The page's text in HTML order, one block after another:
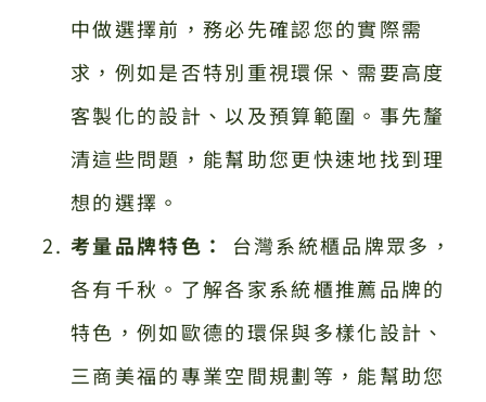
中做選擇前，務必先確認您的實際需
求，例如是否特別重視環保、需要高度
客製化的設計、以及預算範圍。事先釐
清這些問題，能幫助您更快速地找到理
想的選擇。
考量品牌特色：
台灣系統櫃品牌眾多，
各有千秋。了解各家系統櫃推薦品牌的
特色，例如歐德的環保與多樣化設計、
三商美福的專業空間規劃等，能幫助您